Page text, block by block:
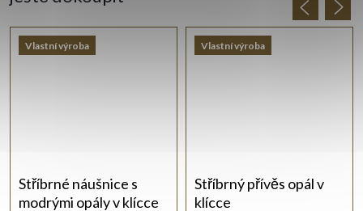
Vlastní výroba
Stříbrné náušnice s
modrými opály v klícce
Vlastní výroba
Stříbrný přívěs opál v
klícce